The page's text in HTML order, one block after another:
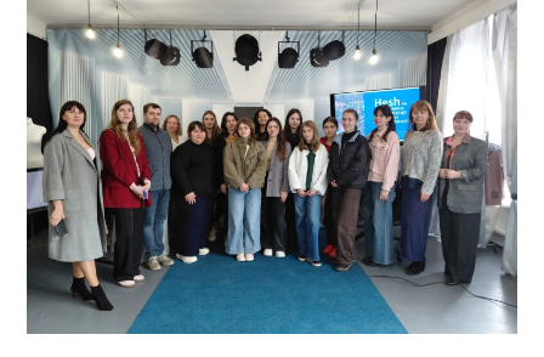
МІЖНАРОДНІЙ
НАУКОВО-
ПРАКТИЧНІЙ
КОНФЕРЕНЦІЇ
«СИНЕРГІЯ
НАУКИ
І
БІЗНЕСУ
2026»